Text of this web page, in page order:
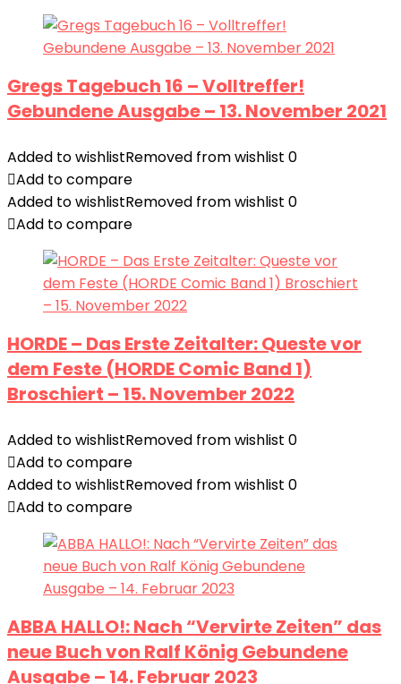
Gregs Tagebuch 16 – Volltreffer!
Gebundene Ausgabe – 13. November 2021
Added to wishlistRemoved from wishlist 0
Add to compare
Added to wishlistRemoved from wishlist 0
Add to compare
HORDE – Das Erste Zeitalter: Queste vor
dem Feste (HORDE Comic Band 1)
Broschiert – 15. November 2022
Added to wishlistRemoved from wishlist 0
Add to compare
Added to wishlistRemoved from wishlist 0
Add to compare
ABBA HALLO!: Nach “Vervirte Zeiten” das
neue Buch von Ralf König Gebundene
Ausgabe – 14. Februar 2023